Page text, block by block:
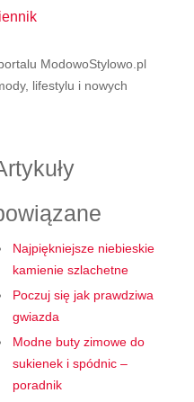
ModowoStylowo.pl
lifestylu i nowych
Najpiękniejsze niebieskie
kamienie szlachetne
Poczuj się jak prawdziwa
gwiazda
Modne buty zimowe do
sukienek i spódnic –
poradnik